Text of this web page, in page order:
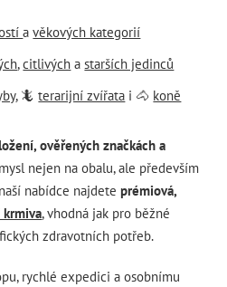
avěkových kategorií
,citlivých astarších jedinců
, 🦎terarijní zvířata i 🐴 koně
ověřených značkách a
nejen na obalu, ale především
nabídce najdeteprémiová,
, vhodná jak pro běžné
zdravotních potřeb.
rychlé expedici a osobnímu